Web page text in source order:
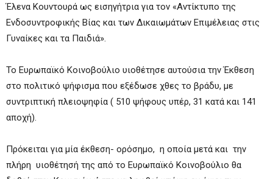
Έλενα Κουντουρά ως εισηγήτρια για τον «Αντίκτυπο της
Ενδοσυντροφικής Βίας και των Δικαιωμάτων Επιμέλειας στις
Γυναίκες και τα Παιδιά».
Το Ευρωπαϊκό Κοινοβούλιο υιοθέτησε αυτούσια την Έκθεση
στο πολιτικό ψήφισμα που εξέδωσε χθες το βράδυ, με
συντριπτική πλειοψηφία ( 510 ψήφους υπέρ, 31 κατά και 141
αποχή).
Πρόκειται για μία έκθεση- ορόσημο, η οποία μετά και την
πλήρη υιοθέτησή της από το Ευρωπαϊκό Κοινοβούλιο θα